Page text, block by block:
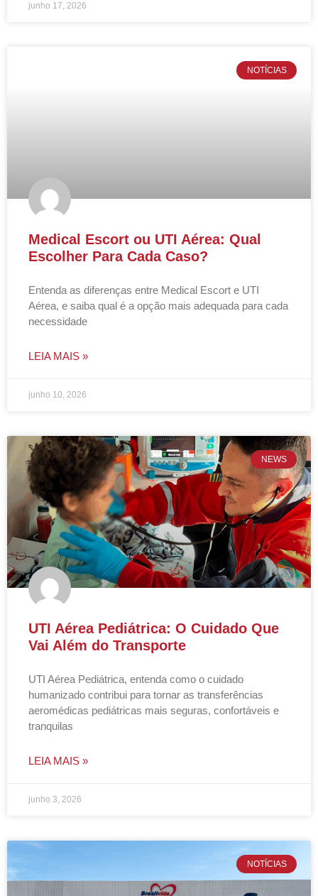
junho 17, 2026
NOTÍCIAS
Medical Escort ou UTI Aérea: Qual
Escolher Para Cada Caso?
Entenda as diferenças entre Medical Escort e UTI
Aérea, e saiba qual é a opção mais adequada para cada
necessidade
LEIA MAIS »
junho 10, 2026
NEWS
UTI Aérea Pediátrica: O Cuidado Que
Vai Além do Transporte
UTI Aérea Pediátrica, entenda como o cuidado
humanizado contribui para tornar as transferências
aeromédicas pediátricas mais seguras, confortáveis e
tranquilas
LEIA MAIS »
junho 3, 2026
NOTÍCIAS